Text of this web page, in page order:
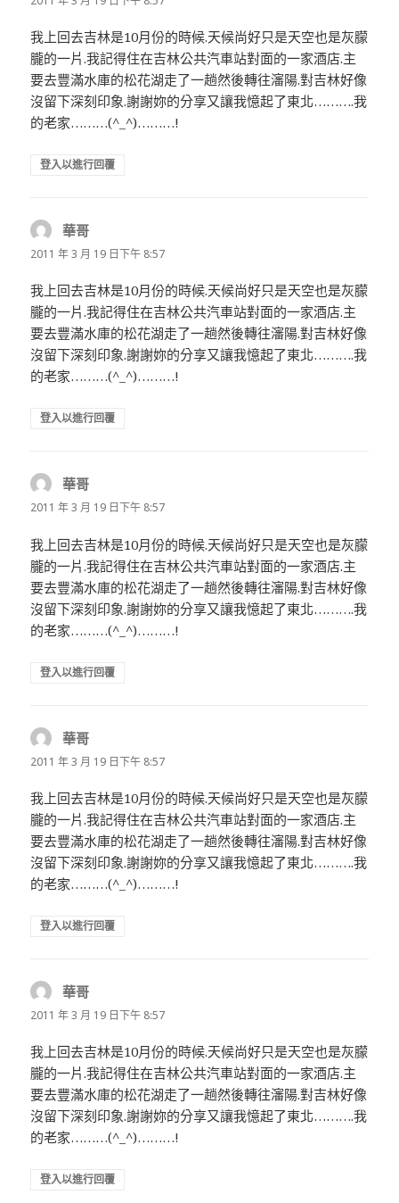
我上回去吉林是10月份的時候.天候尚好只是天空也是灰朦
朧的一片.我記得住在吉林公共汽車站對面的一家酒店.主
要去豐滿水庫的松花湖走了一趟然後轉往瀋陽.對吉林好像
沒留下深刻印象.謝謝妳的分享又讓我憶起了東北……….我
的老家………(^_^)………!
登入以進行回覆
華哥
示:
2011 年 3 月 19 日下午 8:57
我上回去吉林是10月份的時候.天候尚好只是天空也是灰朦
朧的一片.我記得住在吉林公共汽車站對面的一家酒店.主
要去豐滿水庫的松花湖走了一趟然後轉往瀋陽.對吉林好像
沒留下深刻印象.謝謝妳的分享又讓我憶起了東北……….我
的老家………(^_^)………!
登入以進行回覆
華哥
示:
2011 年 3 月 19 日下午 8:57
我上回去吉林是10月份的時候.天候尚好只是天空也是灰朦
朧的一片.我記得住在吉林公共汽車站對面的一家酒店.主
要去豐滿水庫的松花湖走了一趟然後轉往瀋陽.對吉林好像
沒留下深刻印象.謝謝妳的分享又讓我憶起了東北……….我
的老家………(^_^)………!
登入以進行回覆
華哥
示:
2011 年 3 月 19 日下午 8:57
我上回去吉林是10月份的時候.天候尚好只是天空也是灰朦
朧的一片.我記得住在吉林公共汽車站對面的一家酒店.主
要去豐滿水庫的松花湖走了一趟然後轉往瀋陽.對吉林好像
沒留下深刻印象.謝謝妳的分享又讓我憶起了東北……….我
的老家………(^_^)………!
登入以進行回覆
華哥
示:
2011 年 3 月 19 日下午 8:57
我上回去吉林是10月份的時候.天候尚好只是天空也是灰朦
朧的一片.我記得住在吉林公共汽車站對面的一家酒店.主
要去豐滿水庫的松花湖走了一趟然後轉往瀋陽.對吉林好像
沒留下深刻印象.謝謝妳的分享又讓我憶起了東北……….我
的老家………(^_^)………!
登入以進行回覆